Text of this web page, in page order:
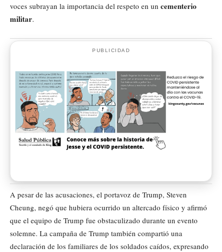
voces subrayan la importancia del respeto en un cementerio
militar.
PUBLICIDAD
A pesar de las acusaciones, el portavoz de Trump, Steven
Cheung, negó que hubiera ocurrido un altercado físico y afirmó
que el equipo de Trump fue obstaculizado durante un evento
solemne. La campaña de Trump también compartió una
declaración de los familiares de los soldados caídos, expresando